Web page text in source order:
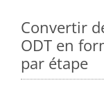
Convertir
ODT en
par étape